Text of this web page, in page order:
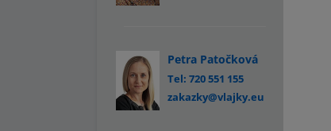
Petra Patočková
Tel: 720 551 155
zakazky@vlajky.eu